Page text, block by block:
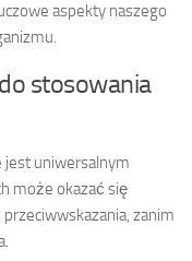
aspekty naszego
stosowania
jest uniwersalnym
może okazać się
zanim